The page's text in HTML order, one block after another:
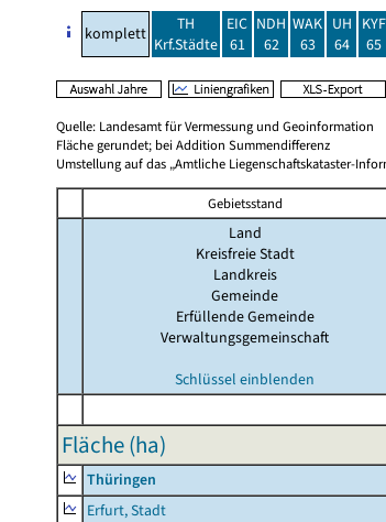
komplett
TH
Krf.Städte
EIC
61
NDH
62
WAK
63
UH
64
KYF
65
Quelle: Landesamt für Vermessung und Geoinformation
Fläche gerundet; bei Addition Summendifferenz
Umstellung auf das „Amtliche Liegenschaftskataster-
Gebietsstand
Land
Kreisfreie Stadt
Landkreis
Gemeinde
Erfüllende Gemeinde
Verwaltungsgemeinschaft
Schlüssel einblenden
Fläche (ha)
Thüringen
Erfurt, Stadt